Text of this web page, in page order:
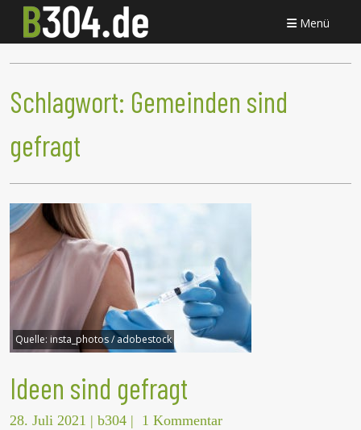
Menü
Schlagwort: Gemeinden sind
gefragt
Quelle: insta_photos / adobestock
Ideen sind gefragt
28. Juli 2021 | b304 | 1 Kommentar